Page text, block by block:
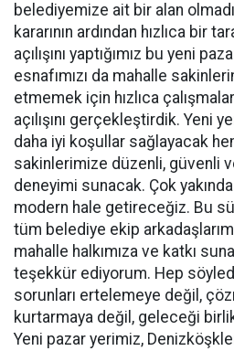
belediyemize ait bir alan
kararının ardından hızlıca bir
açılışını yaptığımız bu yeni
esnafımızı da mahalle
etmemek için hızlıca
açılışını gerçekleştirdik. Yeni
daha iyi koşullar sağlayacak
sakinlerimize düzenli, güvenli
deneyimi sunacak. Çok
modern hale getireceğiz. Bu
tüm belediye ekip
mahalle halkımıza ve katkı
teşekkür ediyorum. Hep
sorunları ertelemeye değil,
kurtarmaya değil, geleceği
Yeni pazar yerimiz,